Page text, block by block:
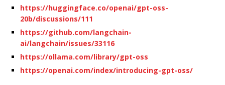
https://huggingface.co/openai/gpt-oss-
20b/discussions/111
https://github.com/langchain-
ai/langchain/issues/33116
https://ollama.com/library/gpt-oss
https://openai.com/index/introducing-gpt-oss/